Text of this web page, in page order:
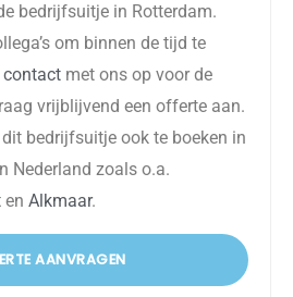
bedrijfsuitje in Rotterdam.
om binnen de tijd te
contact met ons op voor de
vrijblijvend een offerte aan.
bedrijfsuitje ook te boeken in
Nederland zoals o.a.
en Alkmaar.
AANVRAGEN